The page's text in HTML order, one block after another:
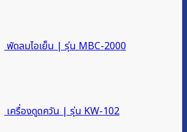
พัดลมไอเย็น | รุ่น MBC-2000
เครื่องดูดควัน | รุ่น KW-102